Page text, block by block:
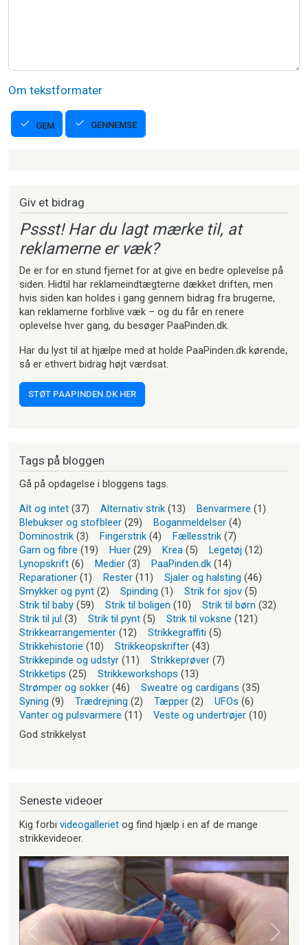
Om tekstformater
GEM GENNEMSE
Giv et bidrag
Pssst! Har du lagt mærke til, at
reklamerne er væk?
De er for en stund fjernet for at give en bedre oplevelse på
siden. Hidtil har reklameindtægterne dækket driften, men
hvis siden kan holdes i gang gennem bidrag fra brugerne,
kan reklamerne forblive væk – og du får en renere
oplevelse hver gang, du besøger PaaPinden.dk.
Har du lyst til at hjælpe med at holde PaaPinden.dk kørende,
så er ethvert bidrag højt værdsat.
STØT PAAPINDEN.DK HER
Tags på bloggen
Gå på opdagelse i bloggens tags.
Alt og intet (37) Alternativ strik (13) Benvarmere (1)
Blebukser og stofbleer (29) Boganmeldelser (4)
Dominostrik (3) Fingerstrik (4) Fællesstrik (7)
Garn og fibre (19) Huer (29) Krea (5) Legetøj (12)
Lynopskrift (6) Medier (3) PaaPinden.dk (14)
Reparationer (1) Rester (11) Sjaler og halsting (46)
Smykker og pynt (2) Spinding (1) Strik for sjov (5)
Strik til baby (59) Strik til boligen (10) Strik til børn (32)
Strik til jul (3) Strik til pynt (5) Strik til voksne (121)
Strikkearrangementer (12) Strikkegraffiti (5)
Strikkehistorie (10) Strikkeopskrifter (43)
Strikkepinde og udstyr (11) Strikkeprøver (7)
Strikketips (25) Strikkeworkshops (13)
Strømper og sokker (46) Sweatre og cardigans (35)
Syning (9) Trædrejning (2) Tæpper (2) UFOs (6)
Vanter og pulsvarmere (11) Veste og undertrøjer (10)
God strikkelyst
Seneste videoer
Kig forbi videogalleriet og find hjælp i en af de mange
strikkevideoer.
Forrige Næste